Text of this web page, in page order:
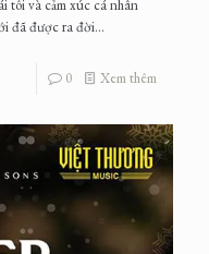
tôi và cảm xúc cá nhân
đã được ra đời...
0 Xem thêm